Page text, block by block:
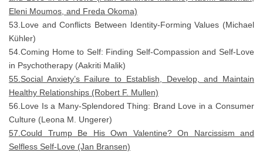
Eleni Moumos, and Freda Okoma)
53.Love and Conflicts Between Identity-Forming Values (Michael
Kühler)
54.Coming Home to Self: Finding Self-Compassion and Self-Love
in Psychotherapy (Aakriti Malik)
55.Social Anxiety’s Failure to Establish, Develop, and Maintain
Healthy Relationships (Robert F. Mullen)
56.Love Is a Many-Splendored Thing: Brand Love in a Consumer
Culture (Leona M. Ungerer)
57.Could Trump Be His Own Valentine? On Narcissism and
Selfless Self-Love (Jan Bransen)